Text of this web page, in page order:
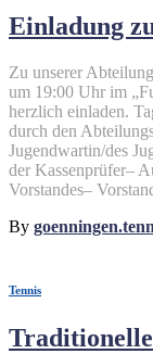
Einladung
Zu unserer
um 19:00 Uhr im
herzlich einladen.
durch den
Jugendwartin/des
der Kassenprüfer–
Vorstandes–
By
Tennis